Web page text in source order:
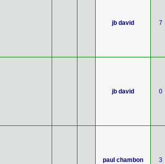
jb david 7
jb david 0
paul chambon 3